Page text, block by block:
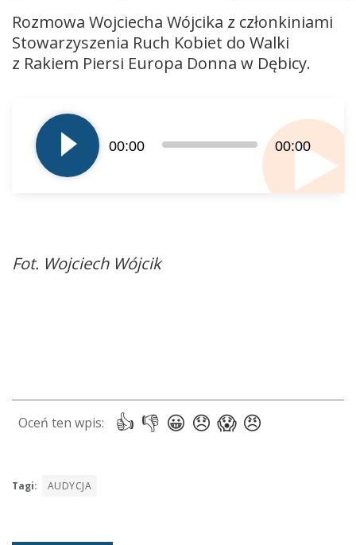
Rozmowa Wojciecha Wójcika z członkiniami
Stowarzyszenia Ruch Kobiet do Walki
z Rakiem Piersi Europa Donna w Dębicy.
plików
dźwiękowych
00:00 00:00
Fot. Wojciech Wójcik
Tagi: AUDYCJA